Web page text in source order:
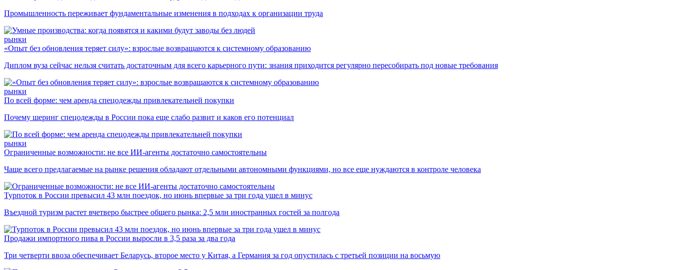
Промышленность переживает фундаментальные изменения в подходах к организации труда
рынки
«Опыт без обновления теряет силу»: взрослые возвращаются к системному образованию
Диплом вуза сейчас нельзя считать достаточным для всего карьерного пути: знания приходится регулярно пересобирать под новые требования
рынки
По всей форме: чем аренда спецодежды привлекательней покупки
Почему шеринг спецодежды в России пока еще слабо развит и каков его потенциал
рынки
Ограниченные возможности: не все ИИ-агенты достаточно самостоятельны
Чаще всего предлагаемые на рынке решения обладают отдельными автономными функциями, но все еще нуждаются в контроле человека
Турпоток в России превысил 43 млн поездок, но июнь впервые за три года ушел в минус
Въездной туризм растет вчетверо быстрее общего рынка: 2,5 млн иностранных гостей за полгода
Продажи импортного пива в России выросли в 3,5 раза за два года
Три четверти ввоза обеспечивает Беларусь, второе место у Китая, а Германия за год опустилась с третьей позиции на восьмую